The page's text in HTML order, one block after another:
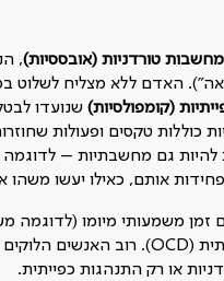
מחשבות טורדניות (אובססיות),
האדם ללא מצליח לשלוט
(קומפולסיות) שנועדו
כוללות טקסים ופעולות
להיות גם מחשבתיות –
אותם, כאילו יעשו משהו
משמעותי מיומו (לדוגמה
או רק התנהגות כפייתית.